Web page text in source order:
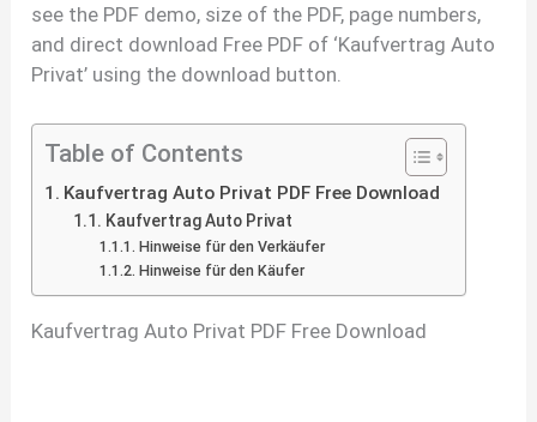
see the PDF demo, size of the PDF, page numbers,
and direct download Free PDF of ‘Kaufvertrag Auto
Privat’ using the download button.
Table of Contents
Kaufvertrag Auto Privat PDF Free Download
Kaufvertrag Auto Privat
Hinweise für den Verkäufer
Hinweise für den Käufer
Kaufvertrag Auto Privat PDF Free Download